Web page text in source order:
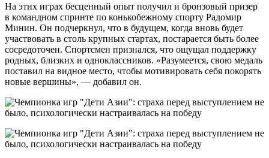
На этих играх бесценный опыт получил и бронзовый призер
в командном спринте по конькобежному спорту Радомир
Минин. Он подчеркнул, что в будущем, когда вновь будет
участвовать в столь крупных стартах, постарается быть более
сосредоточен. Спортсмен признался, что ощущал поддержку
родных, близких и одноклассников. «Разумеется, свою медаль
поставил на видное место, чтобы мотивировать себя покорять
новые вершины», — добавил он.